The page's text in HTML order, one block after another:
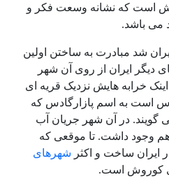
است که نشانه وسعت فکر و
می باشد.
ایران شد مبادرت به ساختن اولین
دیگر ایران از روی آن شهر
خرابه هایش نزدیک قریه ای
است به اسم پازارگادس که
گویند. در آن شهر جریان آب
وجود داشت. تا موقعی که
ساخت و اکثر شهرهای
کوروش است.